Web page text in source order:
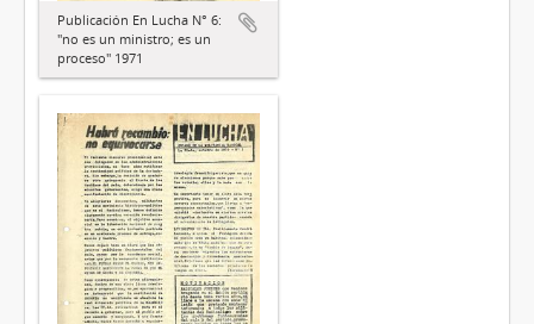
Publicación En Lucha N° 6:
"no es un ministro; es un
proceso" 1971